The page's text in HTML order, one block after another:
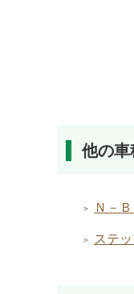
他の車
Ｎ－
ステ